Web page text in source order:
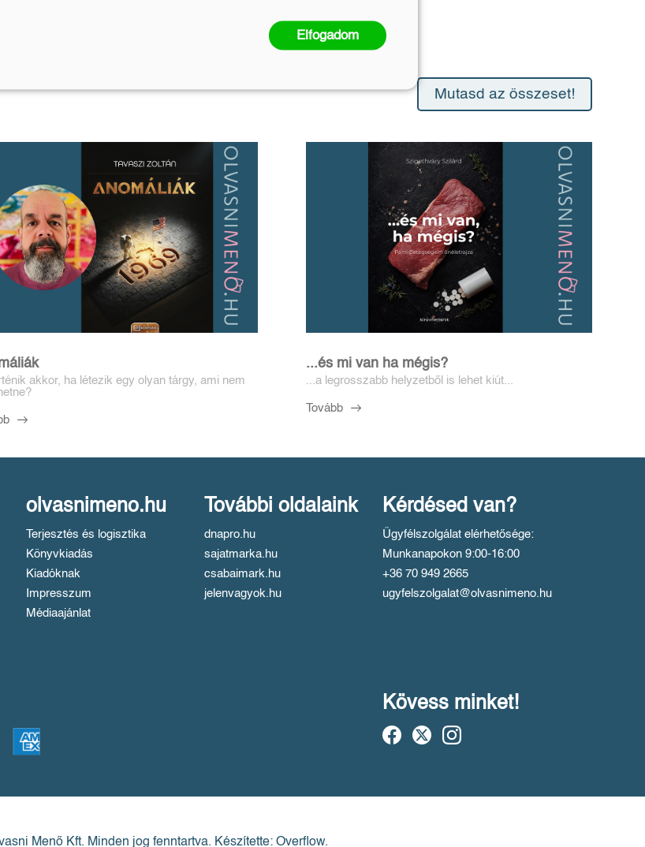
Mutasd az összeset!
akkor, ha létezik egy olyan tárgy, ami nem
...és mi van ha mégis?
...a legrosszabb helyzetből is lehet kiút...
Tovább
olvasnimeno.hu
Terjesztés és logisztika
Könyvkiadás
Kiadóknak
Impresszum
Médiaajánlat
További oldalaink
dnapro.hu
sajatmarka.hu
csabaimark.hu
jelenvagyok.hu
Kérdésed van?
Ügyfélszolgálat elérhetősége:
Munkanapokon 9:00-16:00
+36 70 949 2665
ugyfelszolgalat@olvasnimeno.hu
Kövess minket!
Menő Kft. Minden jog fenntartva. Készítette: Overflow.
Elfogadom